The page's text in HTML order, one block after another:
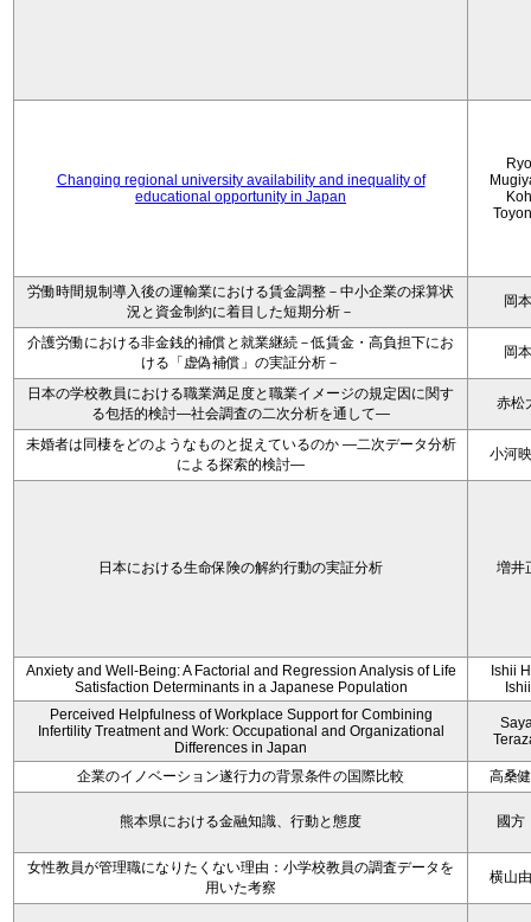
Changing regional university availability and inequality of
educational opportunity in Japan
労働時間規制導入後の運輸業における賃金調整－中小企業の採算状
況と資金制約に着目した短期分析－
岡
介護労働における非金銭的補償と就業継続－低賃金・高負担下にお
ける「虚偽補償」の実証分析－
岡
日本の学校教員における職業満足度と職業イメージの規定因に関す
る包括的検討―社会調査の二次分析を通して―
赤松
未婚者は同棲をどのようなものと捉えているのか —二次データ分析
による探索的検討—
小河
日本における生命保険の解約行動の実証分析 増井
Anxiety and Well-Being: A Factorial and Regression Analysis of Life
Satisfaction Determinants in a Japanese Population
Ishii
Perceived Helpfulness of Workplace Support for Combining
Infertility Treatment and Work: Occupational and Organizational
Differences in Japan
企業のイノベーション遂行力の背景条件の国際比較 高桑
熊本県における金融知識、行動と態度 國
女性教員が管理職になりたくない理由：小学校教員の調査データを
用いた考察
横山